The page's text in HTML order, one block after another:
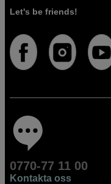
Let's be friends!
0770-77 11 00
Kontakta oss